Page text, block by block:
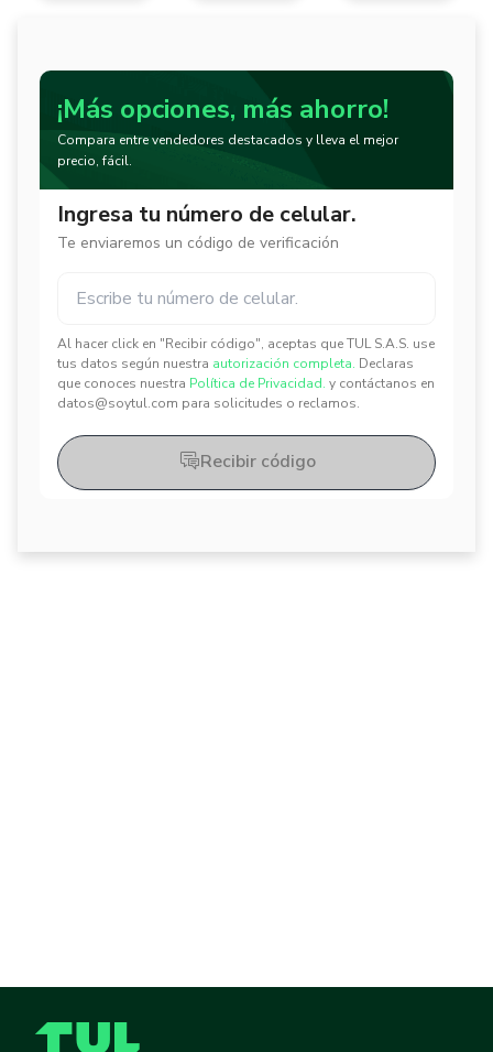
¡Más opciones, más ahorro!
Compara entre vendedores destacados y lleva el mejor
precio, fácil.
Ingresa tu número de celular.
Te enviaremos un código de verificación
Al hacer click en "Recibir código", aceptas que TUL S.A.S. use
tus datos según nuestra autorización completa. Declaras
que conoces nuestra Política de Privacidad. y contáctanos en
datos@soytul.com para solicitudes o reclamos.
✕
✕
Recibir código